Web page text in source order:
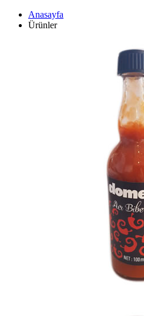
Anasayfa
Ürünler